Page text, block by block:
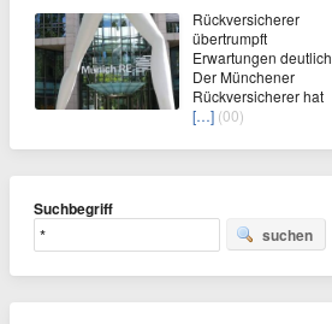
Rückversicherer
übertrumpft
Erwartungen deutlich
Der Münchener
Rückversicherer hat
[…] (00)
Suchbegriff
suchen